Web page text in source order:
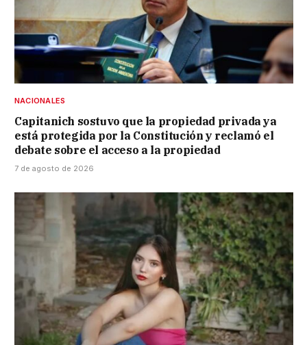
NACIONALES
Capitanich sostuvo que la propiedad privada ya
está protegida por la Constitución y reclamó el
debate sobre el acceso a la propiedad
7 de agosto de 2026